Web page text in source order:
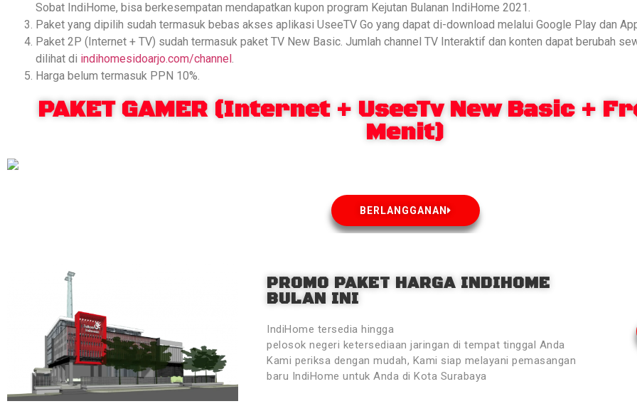
Sobat IndiHome, bisa berkesempatan mendapatkan kupon program Kejutan Bulanan IndiHome 2021.
Paket yang dipilih sudah termasuk bebas akses aplikasi UseeTV Go yang dapat di-download melalui Google Play dan
Paket 2P (Internet + TV) sudah termasuk paket TV New Basic. Jumlah channel TV Interaktif dan konten dapat berubah
dilihat di indihomesidoarjo.com/channel .
Harga belum termasuk PPN 10%.
PAKET GAMER (Internet + UseeTv New Basic +
Menit)
BERLANGGANAN
PROMO PAKET HARGA INDIHOME
BULAN INI
IndiHome tersedia hingga
pelosok negeri ketersediaan jaringan di tempat tinggal Anda
Kami periksa dengan mudah, Kami siap melayani pemasangan
baru IndiHome untuk Anda di Kota Surabaya